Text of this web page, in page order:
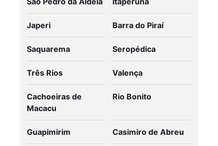
Japeri Barra do Piraí
Saquarema Seropédica
Três Rios Valença
Cachoeiras de
Macacu
Rio Bonito
Guapimirim Casimiro de Abreu